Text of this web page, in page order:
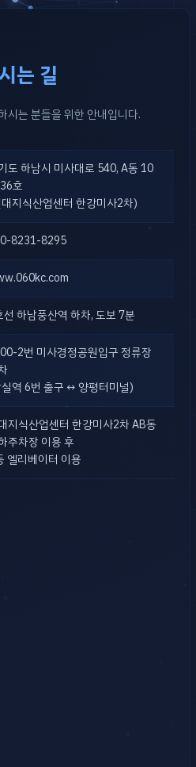
는 길
는 분들을 위한 안내입니다.
도 하남시 미사대로 540, A동 10
호
지식산업센터 한강미사2차)
8231-8295
선 하남풍산역 하차, 도보 7분
2번 미사경정공원입구 정류장
역 6번 출구 ↔ 양평터미널)
지식산업센터 한강미사2차 AB동
주차장 이용 후
엘리베이터 이용